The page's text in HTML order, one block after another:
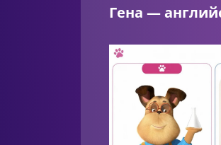
Гена —